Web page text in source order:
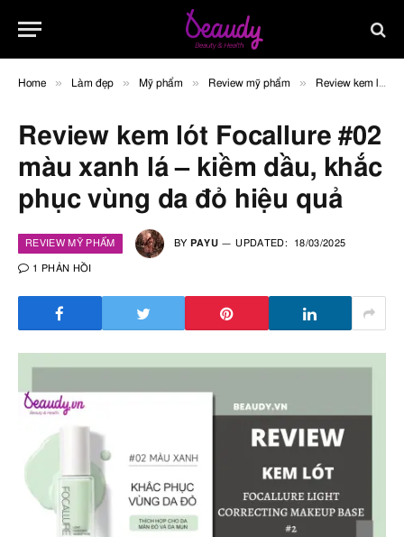
Home » Làm đẹp » Mỹ phẩm » Review mỹ phẩm » Review kem lót Focallure #02 màu xanh lá – kiềm dầu, khắc phục vùng da đỏ hiệu quả
Review kem lót Focallure #02
màu xanh lá – kiềm dầu, khắc
phục vùng da đỏ hiệu quả
REVIEW MỸ PHẨM BY PAYU UPDATED: 18/03/2025
1 PHẢN HỒI